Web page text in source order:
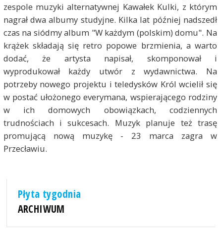
zespole muzyki alternatywnej Kawałek Kulki, z którym
nagrał dwa albumy studyjne. Kilka lat później nadszedł
czas na siódmy album "W każdym (polskim) domu". Na
krążek składają się retro popowe brzmienia, a warto
dodać, że artysta napisał, skomponował i
wyprodukował każdy utwór z wydawnictwa. Na
potrzeby nowego projektu i teledysków Król wcielił się
w postać ułożonego everymana, wspierającego rodziny
w ich domowych obowiązkach, codziennych
trudnościach i sukcesach. Muzyk planuje też trasę
promującą nową muzykę - 23 marca zagra w
Przecławiu.
Płyta tygodnia
ARCHIWUM